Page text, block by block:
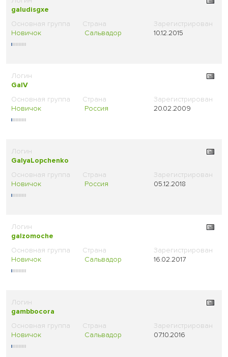
galudisgxe
Новичок Сальвадор 10.12.2015
GalV
Новичок Россия 20.02.2009
GalyaLopchenko
Новичок Россия 05.12.2018
galzomoche
Новичок Сальвадор 16.02.2017
gambbocora
Новичок Сальвадор 07.10.2016